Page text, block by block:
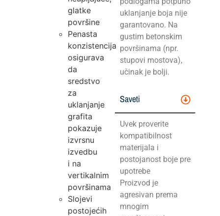
glatke
površine
Penasta
konzistencija
osigurava
da
sredstvo
za
uklanjanje
grafita
pokazuje
izvrsnu
izvedbu
i na
vertikalnim
površinama
Slojevi
postojećih
uklanjanje boja nije
garantovano. Na
gustim betonskim
površinama (npr.
stupovi mostova),
učinak je bolji.
Saveti
Uvek proverite
kompatibilnost
materijala i
postojanost boje pre
upotrebe
Proizvod je
agresivan prema
mnogim